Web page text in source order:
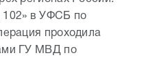
102» в УФСБ по
проходила
ГУ МВД по